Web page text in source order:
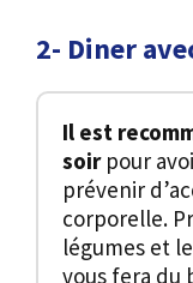
2- Diner
Il est
soirpour
prévenir
corporelle.
légumes et
vous fera du